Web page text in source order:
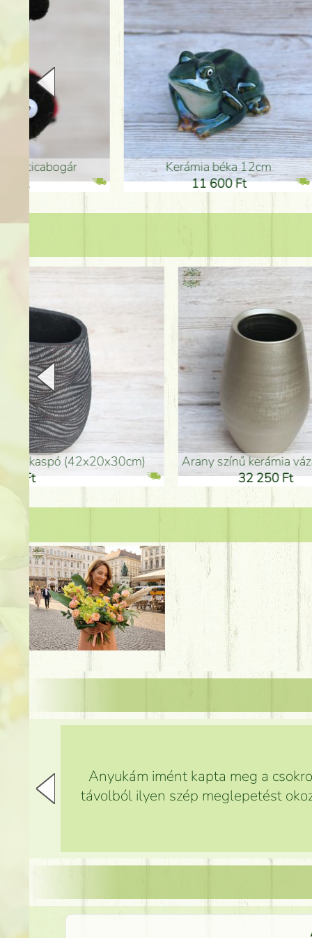
Kerámia béka 12cm
11 600 Ft
arany színű kerámia váza (40x26cm)
hosszú arany színű
46
Anyukám imént kapta meg a
távolból ilyen szép meglepetést